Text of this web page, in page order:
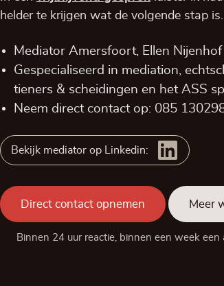
helder te krijgen wat de volgende stap is.
Mediator Amersfoort, Ellen Nijenhof
Gespecialiseerd in mediation,
tieners & scheidingen en het ASS
Neem direct contact op: 085
Bekijk mediator op Linkedin:
Direct contact opnemen Meer
Binnen 24 uur reactie, binnen een week een